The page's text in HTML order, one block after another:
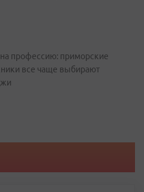
на профессию: приморские
все чаще выбирают